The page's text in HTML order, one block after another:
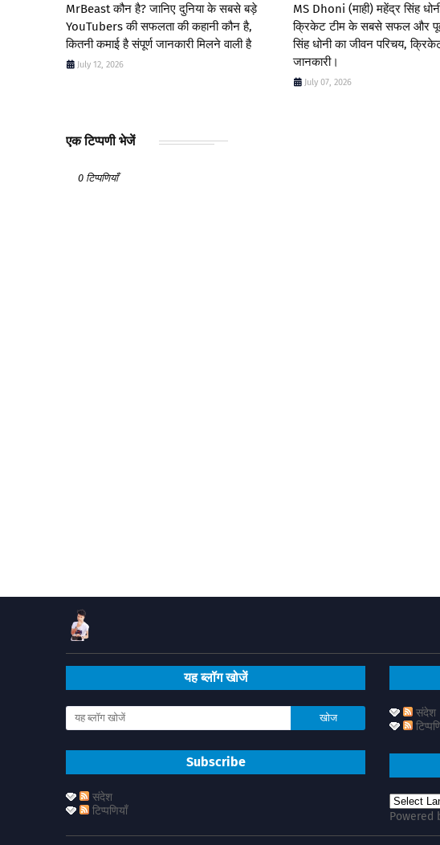
MrBeast कौन है? जानिए दुनिया के सबसे बड़े
YouTubers की सफलता की कहानी कौन है,
कितनी कमाई है संपूर्ण जानकारी मिलने वाली है
July 12, 2026
MS Dhoni (माही) महेंद्र सिंह
क्रिकेट टीम के सबसे सफल और
सिंह धोनी का जीवन परिचय,
जानकारी।
July 07, 2026
एक टिप्पणी भेजें
0 टिप्पणियाँ
यह ब्लॉग खोजें
Subscribe
संदेश
टिप्पणियाँ
संदेश
Powered